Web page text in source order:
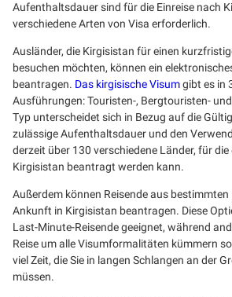
Aufenthaltsdauer sind für die Einreise nach
verschiedene Arten von Visa erforderlich.
Ausländer, die Kirgisistan für einen
besuchen möchten, können ein
beantragen. Das kirgisische Visumgibt es in
Ausführungen: Touristen-, Bergtouristen-
Typ unterscheidet sich in Bezug auf die
zulässige Aufenthaltsdauer und den
derzeit über 130 verschiedene Länder, für
Kirgisistan beantragt werden kann.
Außerdem können Reisende aus
Ankunft in Kirgisistan beantragen. Diese
Last-Minute-Reisende geeignet, während
Reise um alle Visumformalitäten kümmern
viel Zeit, die Sie in langen Schlangen an der
müssen.